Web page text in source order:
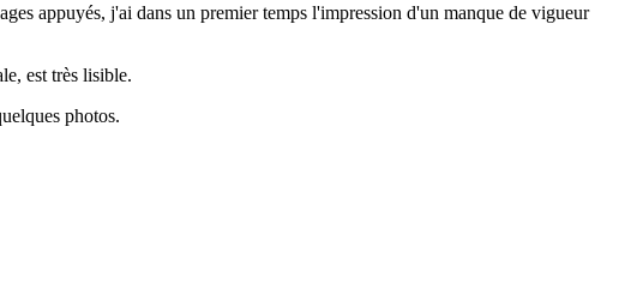
appuyés, j'ai dans un premier temps l'impression d'un manque de vigueur
est très lisible.
photos.